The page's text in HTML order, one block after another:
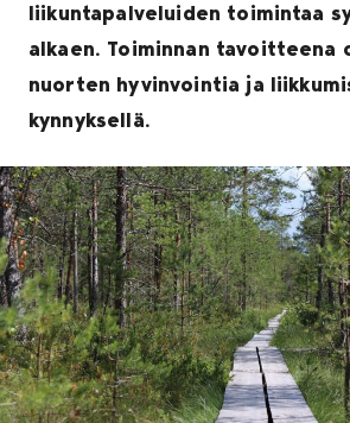
liikuntapalveluiden toimintaa
alkaen. Toiminnan tavoitteena
nuorten hyvinvointia ja
kynnyksellä.